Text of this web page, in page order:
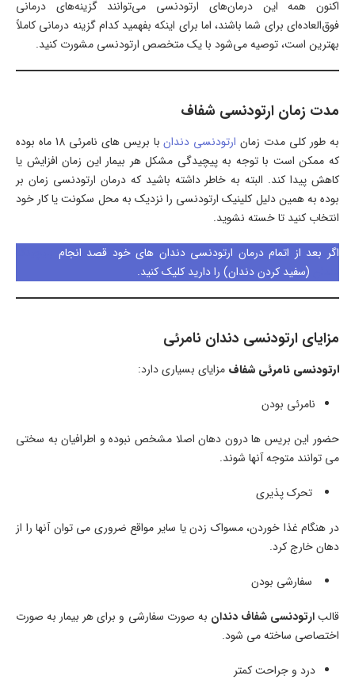
اکنون همه این درمان‌های ارتودنسی می‌توانند گزینه‌های درمانی
فوق‌العاده‌ای برای شما باشند، اما برای اینکه بفهمید کدام گزینه درمانی کاملاً
بهترین است، توصیه می‌شود با یک متخصص ارتودنسی مشورت کنید.
مدت زمان ارتودنسی شفاف
به طور کلی مدت زمان ارتودنسی دندان
با بریس های نامرئی 18 ماه بوده
که ممکن است با توجه به پیچیدگی مشکل هر بیمار این زمان افزایش یا
کاهش پیدا کند. البته به خاطر داشته باشید که درمان ارتودنسی زمان بر
بوده به همین دلیل کلینیک ارتودنسی را نزدیک به محل سکونت یا کار خود
انتخاب کنید تا خسته نشوید.
اگر بعد از اتمام درمان ارتودنسی دندان های خود قصد انجام
(سفید کردن دندان) را دارید کلیک کنید.
مزایای ارتودنسی دندان نامرئی
ارتودنسی نامرئی شفاف مزایای بسیاری دارد:
نامرئی بودن
حضور این بریس ها درون دهان اصلا مشخص نبوده و اطرافیان به سختی
می توانند متوجه آنها شوند.
تحرک پذیری
در هنگام غذا خوردن، مسواک زدن یا سایر مواقع ضروری می توان آنها را از
دهان خارج کرد.
سفارشی بودن
قالبارتودنسی شفاف دندان به صورت سفارشی و برای هر بیمار به صورت
اختصاصی ساخته می شود.
درد و جراحت کمتر